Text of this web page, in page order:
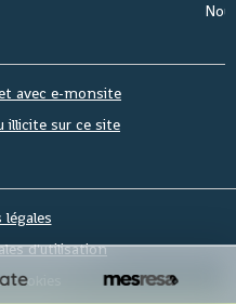
Nous
avec e-monsite
illicite sur ce site
d'utilisation
cookies